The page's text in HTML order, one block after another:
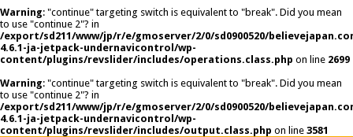
Warning: "continue" targeting switch is equivalent to "break". Did you mean
to use "continue 2"? in
/export/sd211/www/jp/r/e/gmoserver/2/0/sd0900520/
4.6.1-ja-jetpack-undernavicontrol/wp-
content/plugins/revslider/includes/operations.class.php on line 2699
Warning: "continue" targeting switch is equivalent to "break". Did you mean
to use "continue 2"? in
/export/sd211/www/jp/r/e/gmoserver/2/0/sd0900520/
4.6.1-ja-jetpack-undernavicontrol/wp-
content/plugins/revslider/includes/output.class.php on line 3581